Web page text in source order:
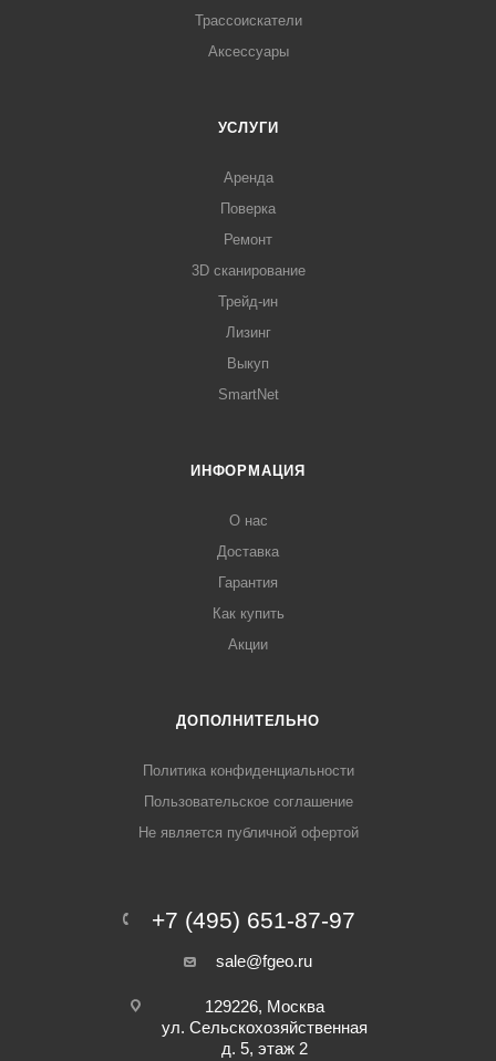
Трассоискатели
Аксессуары
УСЛУГИ
Аренда
Поверка
Ремонт
3D сканирование
Трейд-ин
Лизинг
Выкуп
SmartNet
ИНФОРМАЦИЯ
О нас
Доставка
Гарантия
Как купить
Акции
ДОПОЛНИТЕЛЬНО
Политика конфиденциальности
Пользовательское соглашение
Не является публичной офертой
+7 (495) 651-87-97
sale@fgeo.ru
129226, Москва
ул. Сельскохозяйственная
д. 5, этаж 2